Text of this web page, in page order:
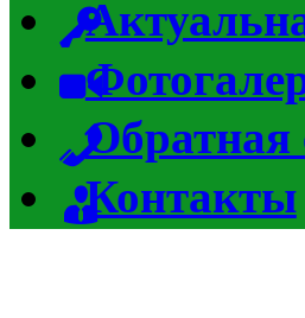
Обратная
Контакты